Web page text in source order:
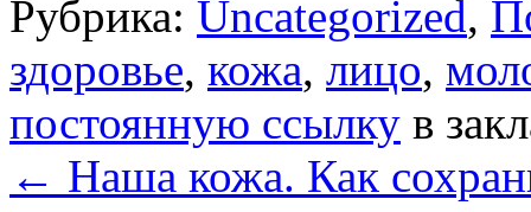
Рубрика: Uncategorized,
здоровье, кожа, лицо,
постоянную ссылку в
← Наша кожа. Как